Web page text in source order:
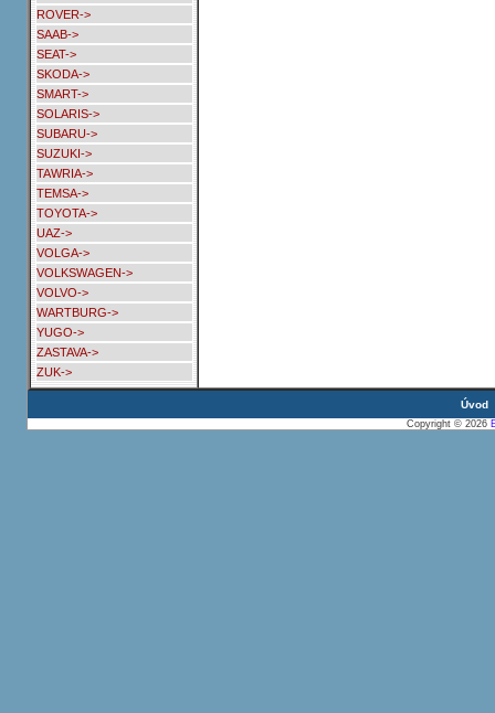
ROVER->
SAAB->
SEAT->
SKODA->
SMART->
SOLARIS->
SUBARU->
SUZUKI->
TAWRIA->
TEMSA->
TOYOTA->
UAZ->
VOLGA->
VOLKSWAGEN->
VOLVO->
WARTBURG->
YUGO->
ZASTAVA->
ZUK->
Úvod
Copyright © 2026